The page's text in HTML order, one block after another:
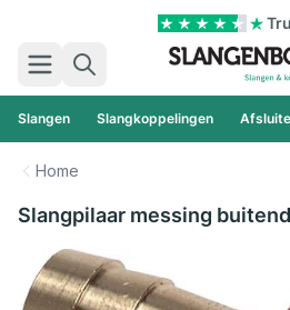
Zoek
Slangen Slangkoppelingen
Home
Slangpilaar messing